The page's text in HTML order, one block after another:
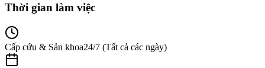
Thời gian làm việc
Cấp cứu & Sản khoa24/7 (Tất cả các ngày)